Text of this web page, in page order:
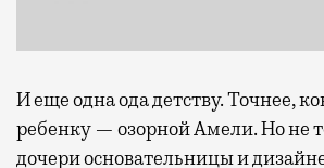
И еще одна ода детству. Точнее,
ребенку — озорной Амели. Но не
дочери основательницы и